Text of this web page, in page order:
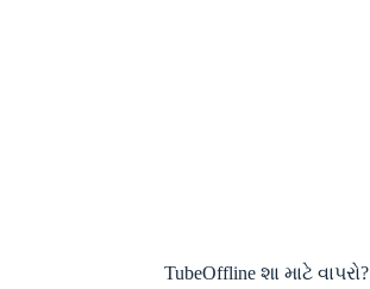
TubeOffline શા માટે વાપરો?